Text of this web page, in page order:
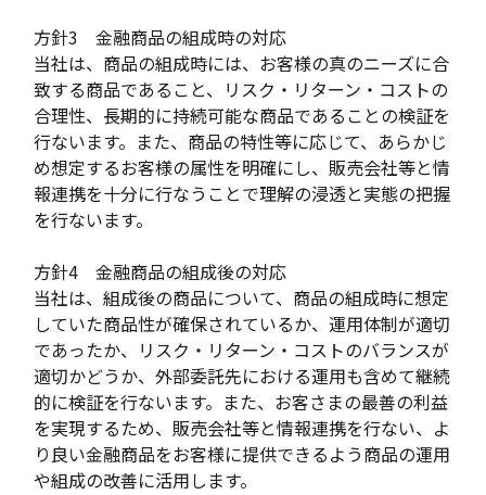
方針3 金融商品の組成時の対応
当社は、商品の組成時には、お客様の真のニーズに合
致する商品であること、リスク・リターン・コストの
合理性、長期的に持続可能な商品であることの検証を
行ないます。また、商品の特性等に応じて、あらかじ
め想定するお客様の属性を明確にし、販売会社等と情
報連携を十分に行なうことで理解の浸透と実態の把握
を行ないます。
方針4 金融商品の組成後の対応
当社は、組成後の商品について、商品の組成時に想定
していた商品性が確保されているか、運用体制が適切
であったか、リスク・リターン・コストのバランスが
適切かどうか、外部委託先における運用も含めて継続
的に検証を行ないます。また、お客さまの最善の利益
を実現するため、販売会社等と情報連携を行ない、よ
り良い金融商品をお客様に提供できるよう商品の運用
や組成の改善に活用します。